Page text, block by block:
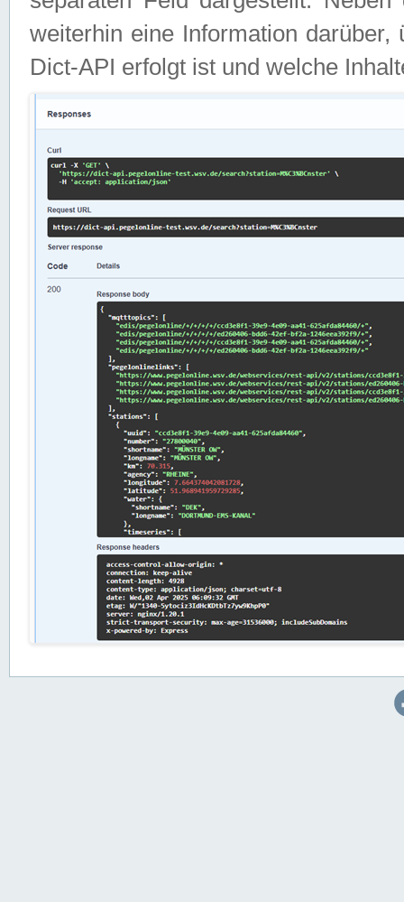
weiterhin eine Information
Dict-API erfolgt ist und welche